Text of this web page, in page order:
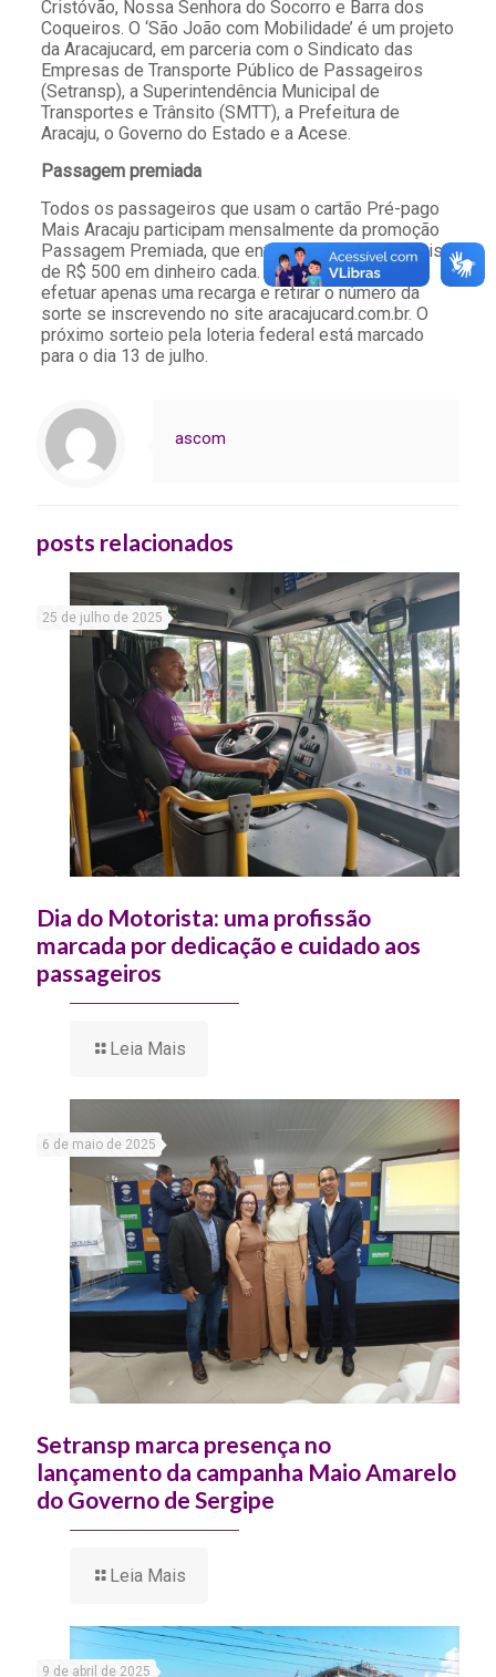
Cristóvão, Nossa Senhora do Socorro e Barra dos
Coqueiros. O ‘São João com Mobilidade’ é um projeto
da Aracajucard, em parceria com o Sindicato das
Empresas de Transporte Público de Passageiros
(Setransp), a Superintendência Municipal de
Transportes e Trânsito (SMTT), a Prefeitura de
Aracaju, o Governo do Estado e a Acese.
Passagem premiada
Todos os passageiros que usam o cartão Pré-pago
Mais Aracaju participam mensalmente da promoção
Passagem Premiada, que entrega prêmios mensais
de R$ 500 em dinheiro cada. Para participar, basta
efetuar apenas uma recarga e retirar o número da
sorte se inscrevendo no site aracajucard.com.br. O
próximo sorteio pela loteria federal está marcado
para o dia 13 de julho.
ascom
posts relacionados
25 de julho de 2025
Dia do Motorista: uma profissão
marcada por dedicação e cuidado aos
passageiros
Leia Mais
6 de maio de 2025
Setransp marca presença no
lançamento da campanha Maio Amarelo
do Governo de Sergipe
Leia Mais
9 de abril de 2025